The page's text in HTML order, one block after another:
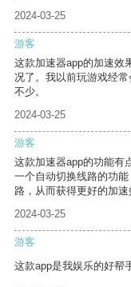
2024-03-25
游客
这款加速器app的加速效
况了。我以前玩游戏经
不少。
2024-03-25
游客
这款加速器app的功能有
一个自动切换线路的功
路，从而获得更好的加速
2024-03-25
游客
这款app是我娱乐的好帮